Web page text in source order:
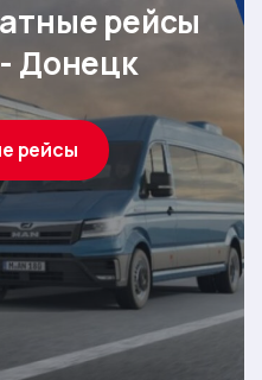
рейсы
Донецк
рейсы